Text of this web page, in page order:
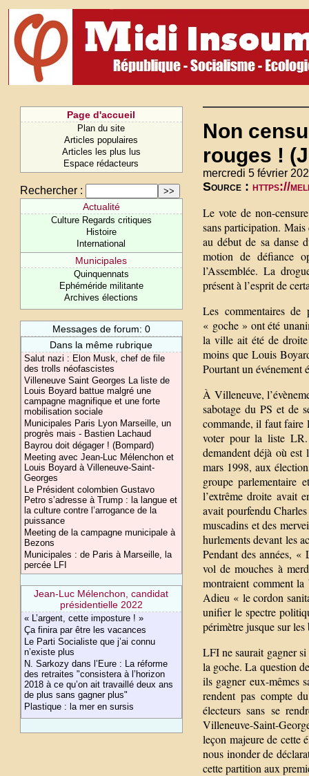
Page d'accueil
Plan du site
Articles populaires
Articles les plus lus
Espace rédacteurs
Rechercher :
Actualité
Culture Regards critiques
Histoire
International
Municipales
Quinquennats
Ephéméride militante
Archives élections
Messages de forum: 0
Dans la même rubrique
Salut nazi : Elon Musk, chef de file
des trolls néofascistes
Villeneuve Saint Georges La liste de
Louis Boyard battue malgré une
campagne magnifique et une forte
mobilisation sociale
Municipales Paris Lyon Marseille, un
progrès mais - Bastien Lachaud
Bayrou doit dégager ! (Bompard)
Meeting avec Jean-Luc Mélenchon et
Louis Boyard à Villeneuve-Saint-
Georges
Le Président colombien Gustavo
Petro s’adresse à Trump : la langue et
la culture contre l’arrogance de la
puissance
Meeting de la campagne municipale à
Bezons
Municipales : de Paris à Marseille, la
percée LFI
Jean-Luc Mélenchon, candidat
présidentielle 2022
« L’argent, cette imposture ! »
Ça finira par être les vacances
Le Parti Socialiste que j’ai connu
n’existe plus
N. Sarkozy dans l’Eure : La réforme
des retraites "consistera à l’horizon
2018 à ce qu’on ait travaillé deux ans
de plus sans gagner plus"
Plastique : la mer en sursis
Non
rouges !
mercredi 5 février
Source : https://
Le vote de non-
sans participation.
au début de sa danse
motion de défiance
l’Assemblée. La
présent à l’esprit de
Les commentaires
« goche » ont été
la ville ait été de
moins que Louis
Pourtant un événement
À Villeneuve,
sabotage du PS et de
commande, il faut faire
voter pour la liste LR.
demandent déjà où
mars 1998, aux
groupe
l’extrême droite avait
avait pourfendu
muscadins et des
hurlements devant les
Pendant des années,
vol de mouches à
montraient comment la
Adieu « le cordon
unifier le spectre
périmètre jusque sur
LFI ne saurait gagner si
la goche. La question
ils gagner eux-mêmes
rendent pas compte
électeurs sans se
Villeneuve-Saint-
leçon majeure de cette
nous inonder de
cette partition aux